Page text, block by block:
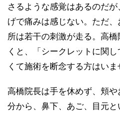
さるような感覚はあるのだ
げで痛みは感じない。ただ
所は若干の刺激が走る。高
くと、「シークレットに関
くて施術を断念する方はいま
高橋院長は手を休めず、頬
分から、鼻下、あご、目元